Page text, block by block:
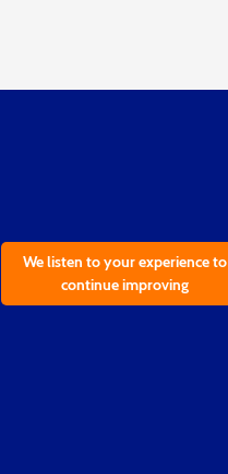
We listen to your experience to
continue improving